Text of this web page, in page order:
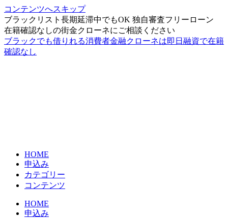
コンテンツへスキップ
ブラックリスト長期延滞中でもOK 独自審査フリーローン
在籍確認なしの街金クローネにご相談ください
ブラックでも借りれる消費者金融クローネは即日融資で在籍
確認なし
HOME
申込み
カテゴリー
コンテンツ
HOME
申込み